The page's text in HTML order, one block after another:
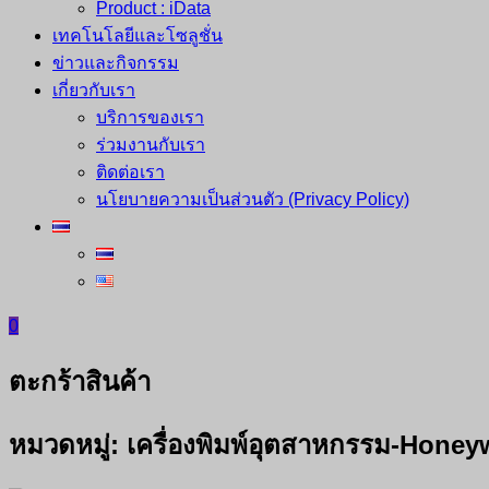
Product : iData
เทคโนโลยีและโซลูชั่น
ข่าวและกิจกรรม
เกี่ยวกับเรา
บริการของเรา
ร่วมงานกับเรา
ติดต่อเรา
นโยบายความเป็นส่วนตัว (Privacy Policy)
0
ตะกร้าสินค้า
หมวดหมู่: เครื่องพิมพ์อุตสาหกรรม-